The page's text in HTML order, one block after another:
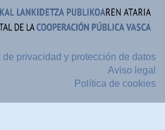
de privacidad y protección de datos
Aviso legal
Política de cookies